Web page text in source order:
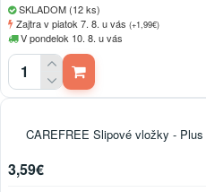
SKLADOM (12 ks)
Zajtra v piatok 7. 8. u vás (+1,99€)
V pondelok 10. 8. u vás
CAREFREE Slipové vložky -
3,59€